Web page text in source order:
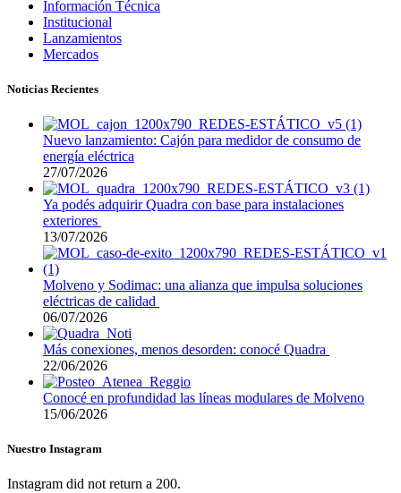
Información Técnica
Institucional
Lanzamientos
Mercados
Noticias Recientes
Nuevo lanzamiento: Cajón para medidor de consumo de
energía eléctrica
27/07/2026
Ya podés adquirir Quadra con base para instalaciones
exteriores
13/07/2026
Molveno y Sodimac: una alianza que impulsa soluciones
eléctricas de calidad
06/07/2026
Más conexiones, menos desorden: conocé Quadra
22/06/2026
Conocé en profundidad las líneas modulares de Molveno
15/06/2026
Nuestro Instagram
Instagram did not return a 200.